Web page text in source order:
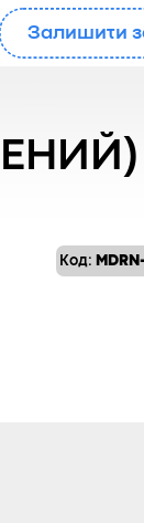
Залишити
Код: